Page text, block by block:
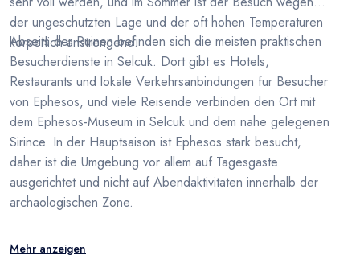
der ungeschutzten Lage und der oft hohen Temperaturen
korperlich anstrengend.
Abseits der Ruinen befinden sich die meisten praktischen
Besucherdienste in Selcuk. Dort gibt es Hotels,
Restaurants und lokale Verkehrsanbindungen fur Besucher
von Ephesos, und viele Reisende verbinden den Ort mit
dem Ephesos-Museum in Selcuk und dem nahe gelegenen
Sirince. In der Hauptsaison ist Ephesos stark besucht,
daher ist die Umgebung vor allem auf Tagesgaste
ausgerichtet und nicht auf Abendaktivitaten innerhalb der
archaologischen Zone.
Mehr anzeigen